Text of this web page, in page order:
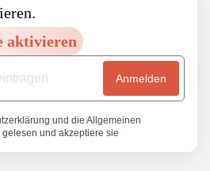
aktivieren
Anmelden
und die Allgemeinen
gelesen und akzeptiere sie